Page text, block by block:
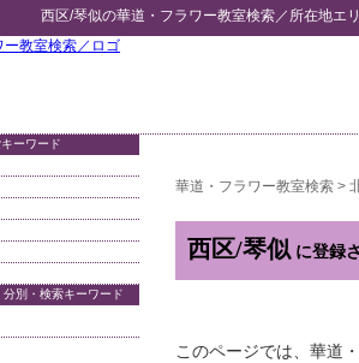
西区/琴似の華道・フラワー教室検索／所在地エ
華道・フラワー教室検索 >
西区/琴似 に登録
このページでは、華道
ーワード
別・検索キーワード